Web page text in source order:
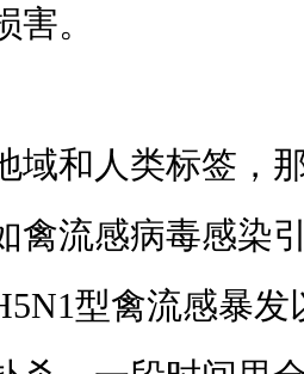
害。
和人类标签，那
禽流感病毒感染
型禽流感暴